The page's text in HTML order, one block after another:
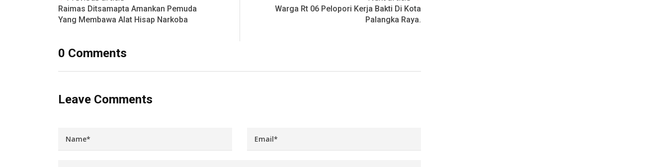
Raimas Ditsamapta Amankan Pemuda
Yang Membawa Alat Hisap Narkoba
Warga Rt 06 Pelopori Kerja Bakti Di Kota
Palangka Raya.
0 Comments
Leave Comments